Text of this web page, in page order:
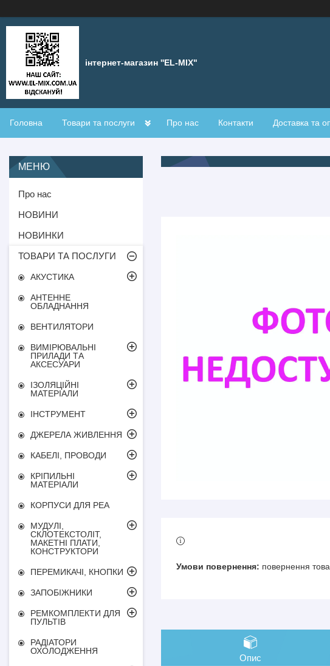
інтернет-магазин ''EL-MIX"
Головна Товари та послуги Про нас Контакти Доставка та
повернення
Опис
Про нас
НОВИНИ
НОВИНКИ
ТОВАРИ ТА ПОСЛУГИ
АКУСТИКА
АНТЕННЕ
ОБЛАДНАННЯ
ВЕНТИЛЯТОРИ
ВИМІРЮВАЛЬНІ
ПРИЛАДИ ТА
АКСЕСУАРИ
ІЗОЛЯЦІЙНІ
МАТЕРІАЛИ
ІНСТРУМЕНТ
ДЖЕРЕЛА ЖИВЛЕННЯ
КАБЕЛІ, ПРОВОДИ
КРІПИЛЬНІ
МАТЕРІАЛИ
КОРПУСИ ДЛЯ РЕА
МУДУЛІ,
СКЛОТЕКСТОЛІТ,
МАКЕТНІ ПЛАТИ,
КОНСТРУКТОРИ
ПЕРЕМИКАЧІ, КНОПКИ
ЗАПОБІЖНИКИ
РЕМКОМПЛЕКТИ ДЛЯ
ПУЛЬТІВ
РАДІАТОРИ
ОХОЛОДЖЕННЯ